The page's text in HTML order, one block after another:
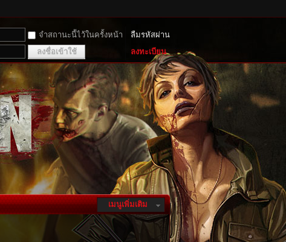
จำสถานะนี้ไว้ในครั้งหน้า
ลืมรหัสผ่าน
ลงชื่อเข้าใช้ ลงทะเบียน
เมนูเพิ่มเติม